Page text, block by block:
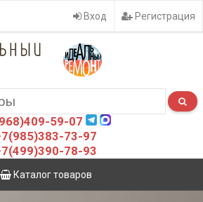
Вход Регистрация
59-07
73-97
78-93
Каталог товаров